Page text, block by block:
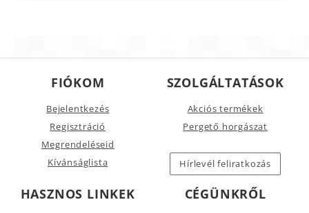
FIÓKOM
Bejelentkezés
Regisztráció
Megrendeléseid
Kívánságlista
SZOLGÁLTATÁSOK
Akciós termékek
Pergető horgászat
Hírlevél feliratkozás
HASZNOS LINKEK CÉGÜNKRŐL